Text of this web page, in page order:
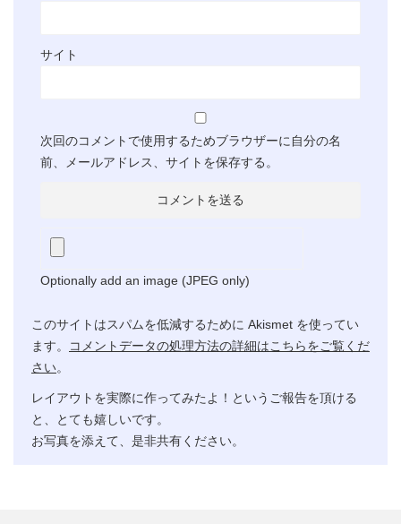
サイト
次回のコメントで使用するためブラウザーに自分の名
前、メールアドレス、サイトを保存する。
Optionally add an image (JPEG only)
このサイトはスパムを低減するために Akismet を使ってい
ます。
コメントデータの処理方法の詳細はこちらをご覧くだ
さい。
レイアウトを実際に作ってみたよ！というご報告を頂ける
と、とても嬉しいです。
お写真を添えて、是非共有ください。